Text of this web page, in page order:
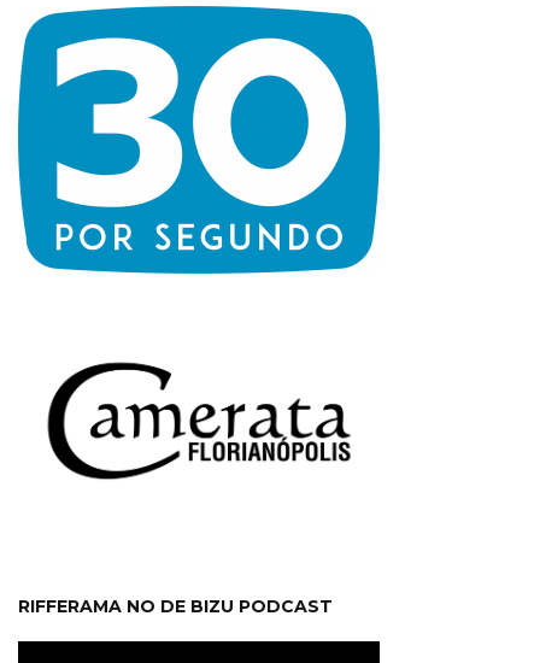
RIFFERAMA NO DE BIZU PODCAST